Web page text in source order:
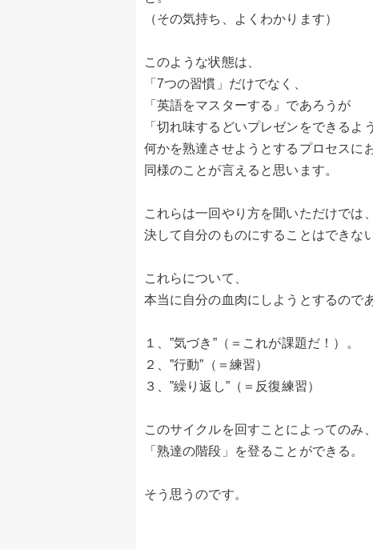
（その気持ち、よくわかります）
このような状態は、
「7つの習慣」だけでなく、
「英語をマスターする」であろうが
「切れ味するどいプレゼンをできるよ
何かを熟達させようとするプロセスに
同様のことが言えると思います。
これらは一回やり方を聞いただけでは、
決して自分のものにすることはできな
これらについて、
本当に自分の血肉にしようとするので
１、”気づき”（＝これが課題だ！）。
２、”行動”（＝練習）
３、”繰り返し”（＝反復練習）
このサイクルを回すことによってのみ、
「熟達の階段」を登ることができる。
そう思うのです。